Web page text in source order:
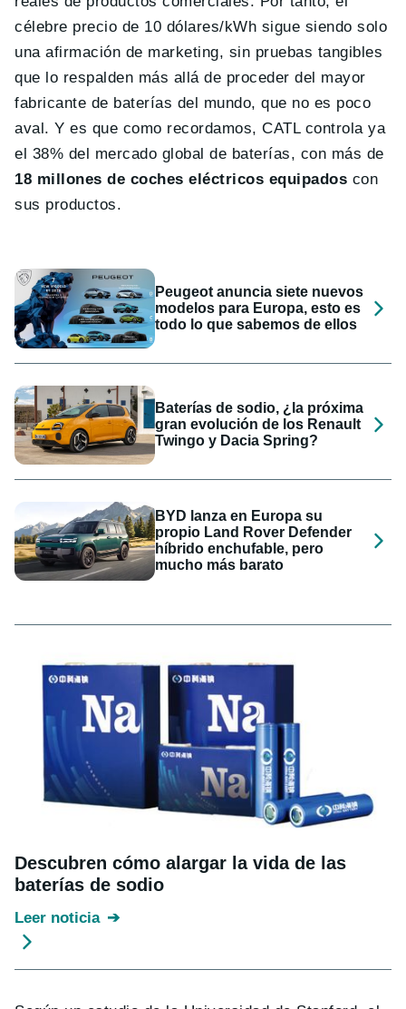
célebre precio de 10 dólares/kWh sigue siendo solo
una afirmación de marketing, sin pruebas tangibles
que lo respalden más allá de proceder del mayor
fabricante de baterías del mundo, que no es poco
aval. Y es que como recordamos, CATL controla ya
el 38% del mercado global de baterías, con más de
18 millones de coches eléctricos equipados con
sus productos.
Peugeot anuncia siete nuevos
modelos para Europa, esto es
todo lo que sabemos de ellos
Baterías de sodio, ¿la próxima
gran evolución de los Renault
Twingo y Dacia Spring?
BYD lanza en Europa su
propio Land Rover Defender
híbrido enchufable, pero
mucho más barato
Descubren cómo alargar la vida de las
baterías de sodio
Leer noticia